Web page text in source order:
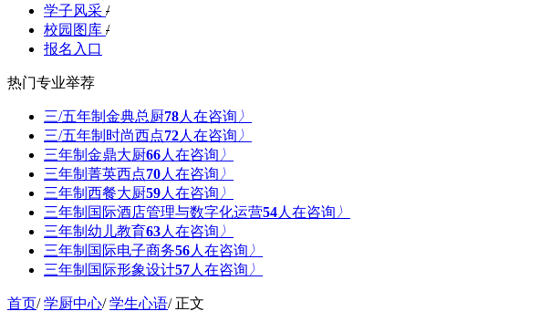
学子风采 /
校园图库 /
报名入口
热门专业举荐
三/五年制金典总厨78人在咨询 〉
三/五年制时尚西点72人在咨询 〉
三年制金鼎大厨66人在咨询 〉
三年制菁英西点70人在咨询 〉
三年制西餐大厨59人在咨询 〉
三年制国际酒店管理与数字化运营54人在咨询 〉
三年制幼儿教育63人在咨询 〉
三年制国际电子商务56人在咨询 〉
三年制国际形象设计57人在咨询 〉
首页/学厨中心/学生心语/ 正文